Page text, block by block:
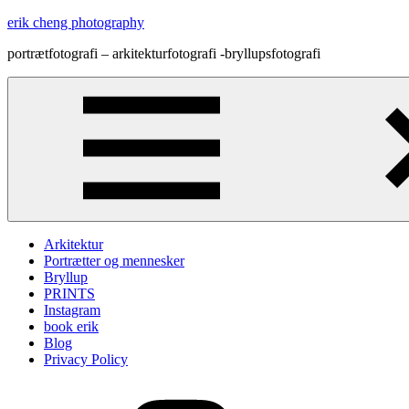
Skip
content
erik cheng photography
portrætfotografi – arkitekturfotografi -bryllupsfotografi
Arkitektur
Portrætter og mennesker
Bryllup
PRINTS
Instagram
book erik
Blog
Privacy Policy